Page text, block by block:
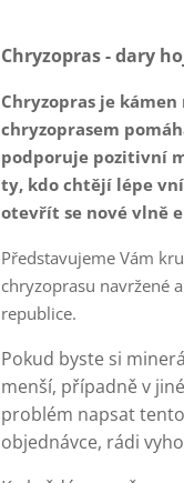
Chryzopras - dary
Chryzopras je
chryzoprasem
podporuje pozitivní
ty, kdo chtějí lépe
otevřít se nové vlně
Představujeme Vám
chryzoprasu navržené
republice.
Pokud byste si
menší, případně v
problém napsat
objednávce, rádi